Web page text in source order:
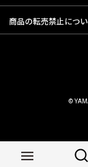
商品の転売禁止につ
©